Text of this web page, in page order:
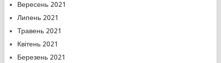
Вересень 2021
Липень 2021
Травень 2021
Квітень 2021
Березень 2021